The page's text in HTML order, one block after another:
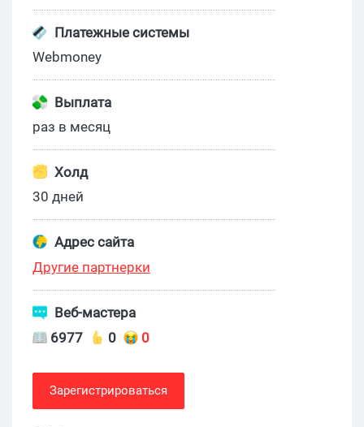
Платежные системы
Webmoney
Выплата
раз в месяц
Холд
30 дней
Адрес сайта
Другие партнерки
Веб-мастера
6977
0 0
Зарегистрироваться